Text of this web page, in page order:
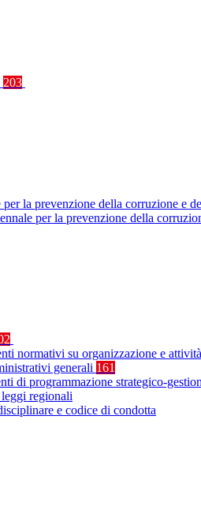
203
la prevenzione della corruzione e
per la prevenzione della
normativi su organizzazione e attività
generali 161
di programmazione strategico-
leggi regionali
e codice di condotta